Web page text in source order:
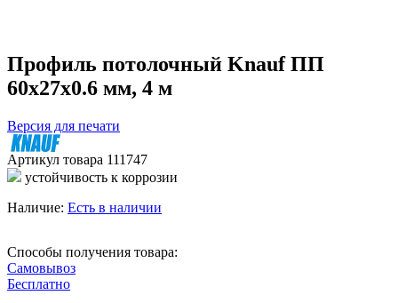
Профиль потолочный Knauf ПП
60х27х0.6 мм, 4 м
Версия для печати
Артикул товара 111747
устойчивость к коррозии
Наличие: Есть в наличии
Способы получения товара:
Самовывоз
Бесплатно